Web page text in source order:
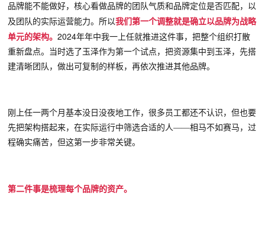
品牌能不能做好，核心看做品牌的团队气质和品牌定位是否匹配，以
及团队的实际运营能力。所以我们第一个调整就是确立以品牌为战略
单元的架构。 2024年年中我一上任就推进这件事，把整个组织打散
重新盘点。当时选了玉泽作为第一个试点，把资源集中到玉泽，先搭
建清晰团队，做出可复制的样板，再依次推进其他品牌。
刚上任一两个月基本没日没夜地工作，很多员工都还不认识， 但也要
先把架构搭起来，在实际运行中筛选合适的人——相马不如赛马，过
程确实痛苦，但这第一步非常关键。
第二件事是梳理每个品牌的资产。